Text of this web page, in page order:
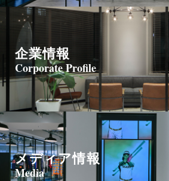
企業情報
Corporate Profile
メディア情報
Media